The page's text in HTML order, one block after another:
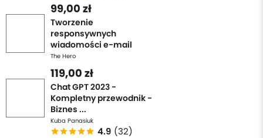
99,00 zł
Tworzenie
responsywnych
wiadomości e-mail
The Hero
119,00 zł
Chat GPT 2023 -
Kompletny przewodnik -
Biznes ...
Kuba Panasiuk
4.9 (32)